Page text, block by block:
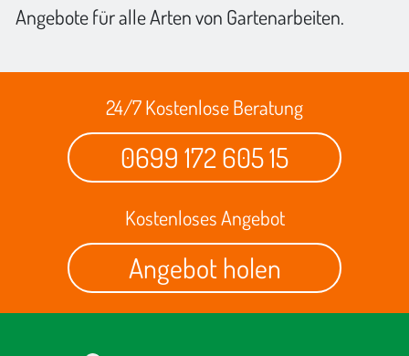
Angebote für alle Arten von Gartenarbeiten.
24/7 Kostenlose Beratung
0699 172 605 15
Kostenloses Angebot
Angebot holen